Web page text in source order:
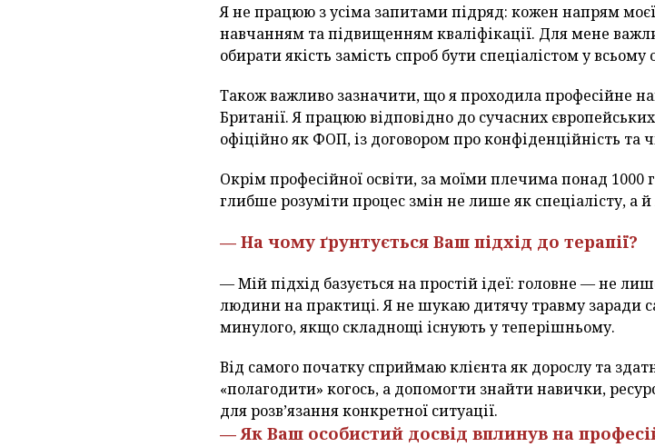
Я не працюю з усіма запитами підряд: кожен напрям
навчанням та підвищенням кваліфікації. Для мене
обирати якість замість спроб бути спеціалістом у всьому
Також важливо зазначити, що я проходила професійне
Британії. Я працюю відповідно до сучасних
офіційно як ФОП, із договором про конфіденційність та
Окрім професійної освіти, за моїми плечима понад 1000
глибше розуміти процес змін не лише як спеціалісту, а
— На чому ґрунтується Ваш підхід до терапії?
— Мій підхід базується на простій ідеї: головне — не
людини на практиці. Я не шукаю дитячу травму заради
минулого, якщо складнощі існують у теперішньому.
Від самого початку сприймаю клієнта як дорослу та
«полагодити» когось, а допомогти знайти навички,
для розв’язання конкретної ситуації.
— Як Ваш особистий досвід вплинув на